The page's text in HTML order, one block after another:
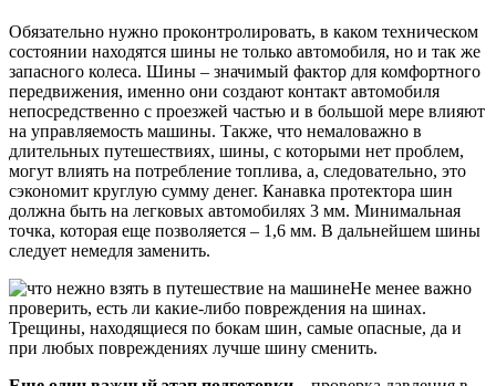
Обязательно нужно проконтролировать, в каком техническом
состоянии находятся шины не только автомобиля, но и так же
запасного колеса. Шины – значимый фактор для комфортного
передвижения, именно они создают контакт автомобиля
непосредственно с проезжей частью и в большой мере влияют
на управляемость машины. Также, что немаловажно в
длительных путешествиях, шины, с которыми нет проблем,
могут влиять на потребление топлива, а, следовательно, это
сэкономит круглую сумму денег. Канавка протектора шин
должна быть на легковых автомобилях 3 мм. Минимальная
точка, которая еще позволяется – 1,6 мм. В дальнейшем шины
следует немедля заменить.
Не менее важно
проверить, есть ли какие-либо повреждения на шинах.
Трещины, находящиеся по бокам шин, самые опасные, да и
при любых повреждениях лучше шину сменить.